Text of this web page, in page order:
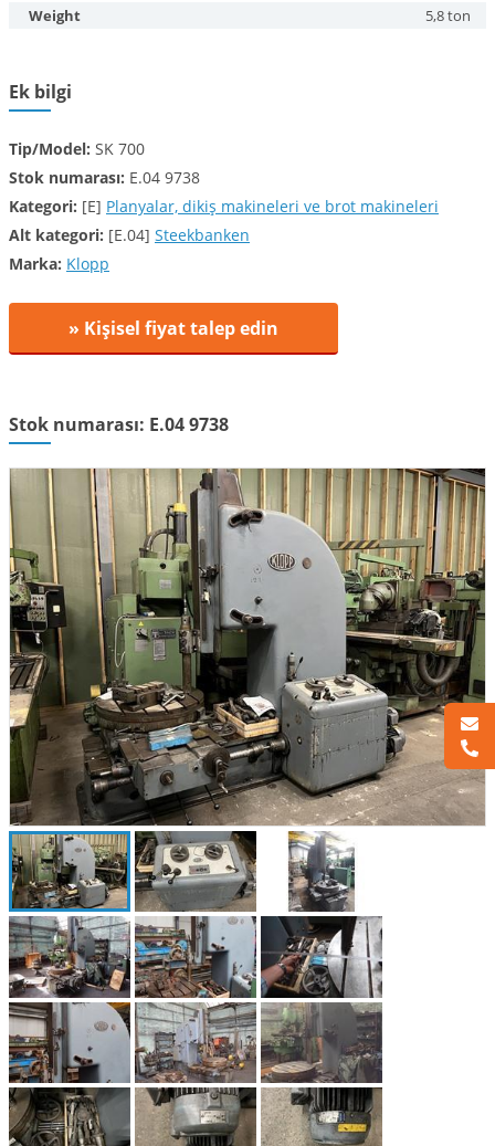
Weight
5,8 ton
Ek bilgi
Tip/Model: SK 700
Stok numarası: E.04 9738
Kategori: [E] Planyalar, dikiş makineleri ve brot makineleri
Alt kategori: [E.04] Steekbanken
Marka: Klopp
» Kişisel fiyat talep edin
Stok numarası: E.04 9738